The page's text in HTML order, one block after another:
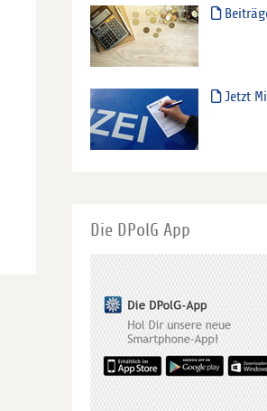
Jetzt
Die DPolG App